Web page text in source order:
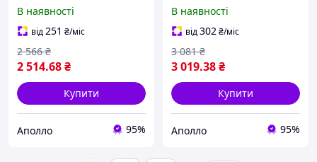
Perfecting Cream крем на
основі прополісу для
обличчя, 50 мл
В наявності
від251 ₴/міс
2 514.68₴
2 566 ₴
Купити
Аполло 95%
Естедерм) Intensive
Vitamine E² Serum 30 мл
антиоксидантний захист
В наявності
від302₴/міс
3 019.38₴
3 081 ₴
Купити
Аполло 95%